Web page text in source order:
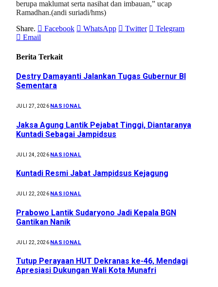
berupa maklumat serta nasihat dan imbauan,” ucap
Ramadhan.(andi suriadi/hms)
Share.
Facebook WhatsApp Twitter
Telegram
Email
Berita Terkait
Destry Damayanti Jalankan Tugas Gubernur BI
Sementara
JULI 27, 2026 NASIONAL
Jaksa Agung Lantik Pejabat Tinggi, Diantaranya
Kuntadi Sebagai Jampidsus
JULI 24, 2026 NASIONAL
Kuntadi Resmi Jabat Jampidsus Kejagung
JULI 22, 2026 NASIONAL
Prabowo Lantik Sudaryono Jadi Kepala BGN
Gantikan Nanik
JULI 22, 2026 NASIONAL
Tutup Perayaan HUT Dekranas ke-46, Mendagi
Apresiasi Dukungan Wali Kota Munafri